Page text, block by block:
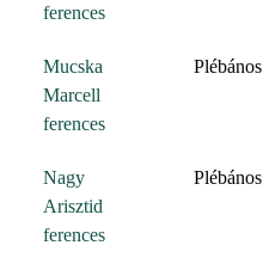
ferences
Mucska
Marcell
ferences
Plébános
Nagy
Arisztid
ferences
Plébános